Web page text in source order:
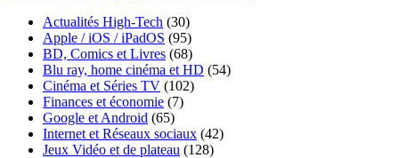
Actualités High-Tech (30)
Apple / iOS / iPadOS (95)
BD, Comics et Livres (68)
Blu ray, home cinéma et HD (54)
Cinéma et Séries TV (102)
Finances et économie (7)
Google et Android (65)
Internet et Réseaux sociaux (42)
Jeux Vidéo et de plateau (128)